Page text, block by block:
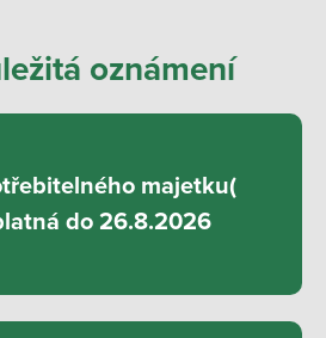
oznámení
majetku(
do 26.8.2026